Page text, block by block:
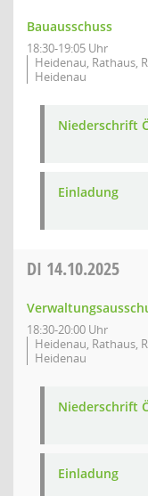
Bauausschuss
18:30-19:05 Uhr
Heidenau, Rathaus,
Heidenau
Niederschrift
Einladung
DI 14.10.2025
18:30-20:00 Uhr
Heidenau, Rathaus,
Heidenau
Niederschrift
Einladung